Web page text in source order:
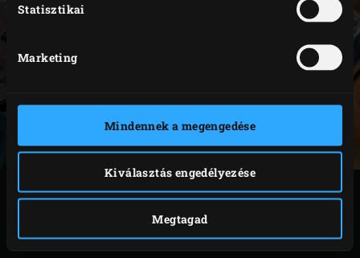
Statisztikai
Marketing
Mindennek a megengedése
Kiválasztás engedélyezése
Megtagad
KAPCSOLÓDÓ
TARTOZÉKOK